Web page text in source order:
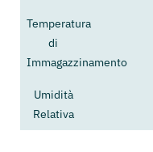
Temperatura
di
Immagazzinamento
Umidità
Relativa